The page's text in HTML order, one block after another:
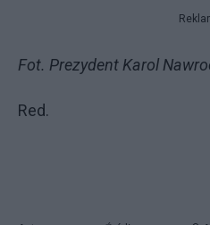
Fot. Prezydent Karol
Red.